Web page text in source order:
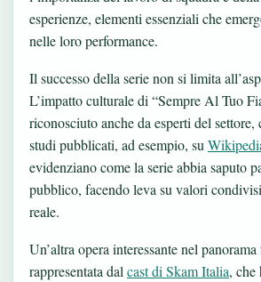
esperienze, elementi essenziali che
nelle loro performance.
Il successo della serie non si limita
L’impatto culturale di “Sempre Al Tuo
riconosciuto anche da esperti del settore,
studi pubblicati, ad esempio, su
evidenziano come la serie abbia saputo
pubblico, facendo leva su valori
reale.
Un’altra opera interessante nel
rappresentata dal cast di Skam Italia, che